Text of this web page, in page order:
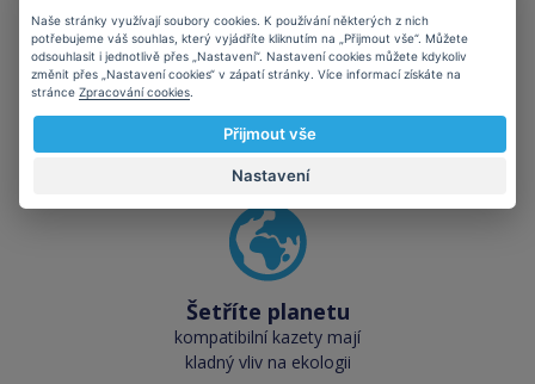
Skladem téměř vše
přes 50 000 skladových
zásob pro okamžitý odběr
Šetříte planetu
kompatibilní kazety mají
kladný vliv na ekologii
Naše stránky využívají soubory cookies. K používání některých z nich
potřebujeme váš souhlas, který vyjádříte kliknutím na „Přijmout vše“. Můžete
odsouhlasit i jednotlivě přes „Nastavení“. Nastavení cookies můžete kdykoliv
změnit přes „Nastavení cookies“ v zápatí stránky. Více informací získáte na
stránce Zpracování cookies
Přijmout vše
Nastavení